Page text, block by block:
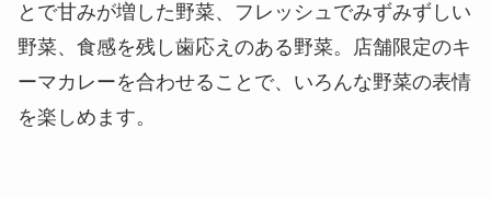
とで甘みが増した野菜、フレッシュでみずみずしい
野菜、食感を残し歯応えのある野菜。店舗限定のキ
ーマカレーを合わせることで、いろんな野菜の表情
を楽しめます。